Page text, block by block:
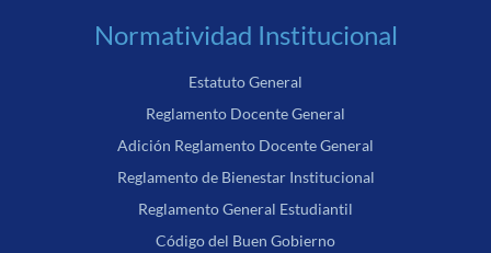
Normatividad Institucional
Estatuto General
Reglamento Docente General
Adición Reglamento Docente General
Reglamento de Bienestar Institucional
Reglamento General Estudiantil
Código del Buen Gobierno